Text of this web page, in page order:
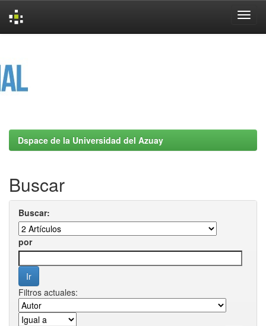
Dspace de la Universidad del Azuay
Buscar
Buscar:
por
Filtros actuales: